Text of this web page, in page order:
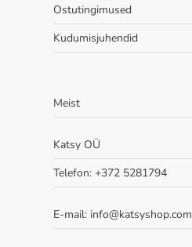
Ostutingimused
Kudumisjuhendid
Meist
Katsy OÜ
Telefon: +372 5281794
E-mail: info@katsyshop.com